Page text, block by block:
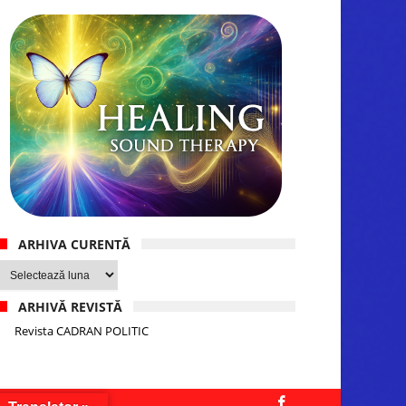
ARHIVA CURENTĂ
Arhiva
curentă
ARHIVĂ REVISTĂ
Revista CADRAN POLITIC